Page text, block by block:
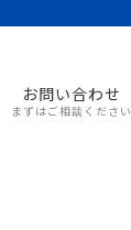
お問い合わせ
まずはご相談ください